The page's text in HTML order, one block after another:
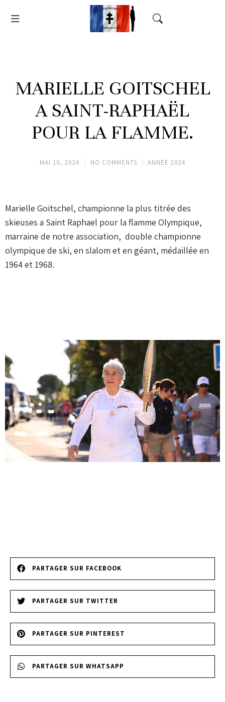
MARIELLE GOITSCHEL
A SAINT-RAPHAËL
POUR LA FLAMME.
MAI 10, 2024 NO COMMENTS ANNÉE 2024
Marielle Goitschel, championne la plus titrée des
skieuses a Saint Raphael pour la flamme Olympique,
marraine de notre association, double championne
olympique de ski, en slalom et en géant, médaillée en
1964 et 1968.
PARTAGER SUR FACEBOOK
PARTAGER SUR TWITTER
PARTAGER SUR PINTEREST
PARTAGER SUR WHATSAPP